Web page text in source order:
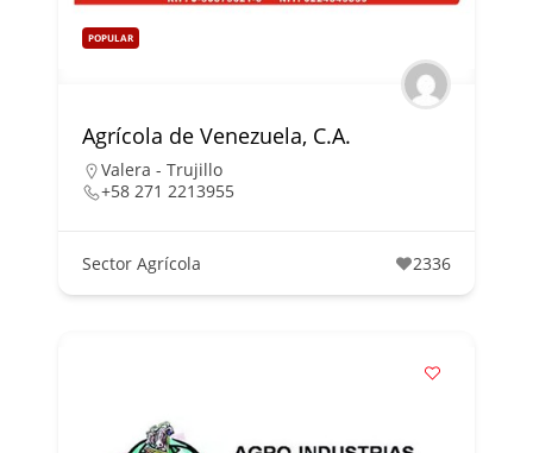
POPULAR
Agrícola de Venezuela, C.A.
Valera - Trujillo
+58 271 2213955
Sector Agrícola 2336